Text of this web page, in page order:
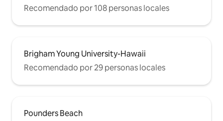
Recomendado por 108 personas locales
Brigham Young University-Hawaii
Recomendado por 29 personas locales
Pounders Beach